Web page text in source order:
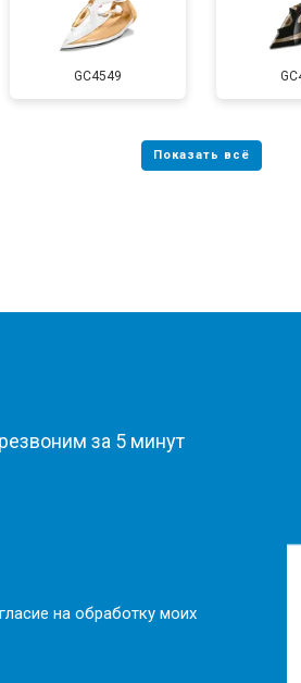
GC4549
за 5 минут
на обработку моих